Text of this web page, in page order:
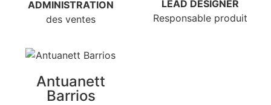
ADMINISTRATION
des ventes
LEAD DESIGNER
Responsable produit
Antuanett
Barrios